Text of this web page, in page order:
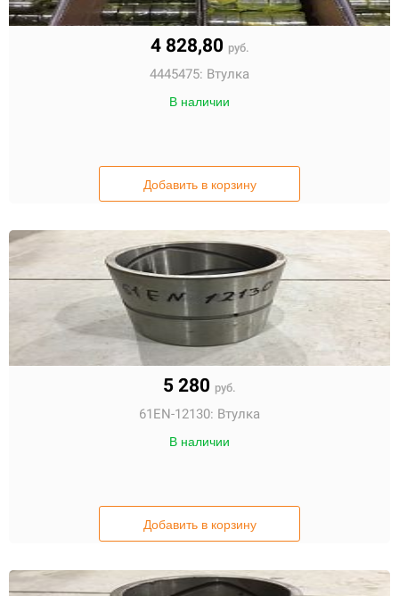
4 828,80 руб.
4445475: Втулка
В наличии
Добавить в корзину
5 280 руб.
61EN-12130: Втулка
В наличии
Добавить в корзину